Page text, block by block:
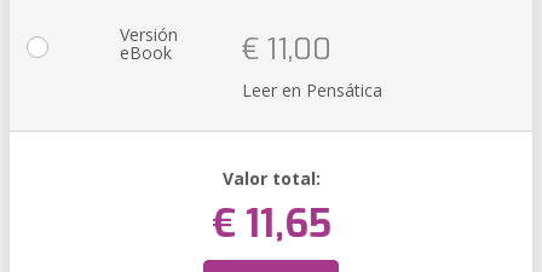
Versión
eBook € 11,00
Leer en Pensática
Valor total:
€ 11,65